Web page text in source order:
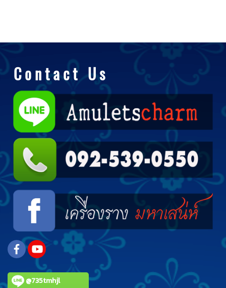
C o n t a c t U s
@735tmhjl